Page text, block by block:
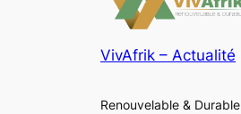
VivAfrik – Actualité
Renouvelable & Durable